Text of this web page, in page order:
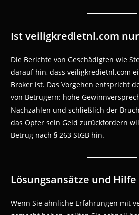
Ist veiligkredietnl.com
Die Berichte von Geschädigten wie
darauf hin, dass veiligkredietnl.com
Broker ist. Das Vorgehen entspricht
von Betrügern: hohe
Nachzahlen und schließlich der
das Opfer sein Geld zurückfordern
Betrug nach § 263 StGB hin.
Lösungsansätze und Hilfe
Wenn Sie ähnliche Erfahrungen mit